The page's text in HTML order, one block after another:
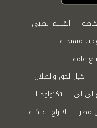
القسم الطبي
مسيحية
عامة
اخبار الحق والضلال
لى لى
تكنولوجيا
مصر
الابراج الفلكية